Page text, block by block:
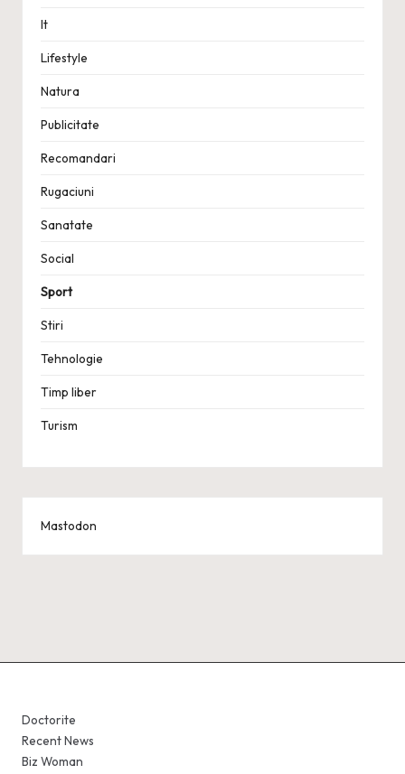
It
Lifestyle
Natura
Publicitate
Recomandari
Rugaciuni
Sanatate
Social
Sport
Stiri
Tehnologie
Timp liber
Turism
Mastodon
Doctorite
Recent News
Biz Woman